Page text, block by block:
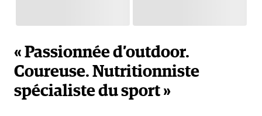
« Passionnée d’outdoor.
Coureuse. Nutritionniste
spécialiste du sport »